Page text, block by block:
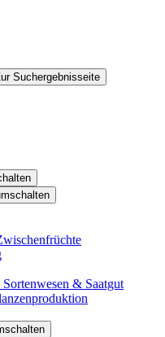
Suchergebnisseite
& Saatgut